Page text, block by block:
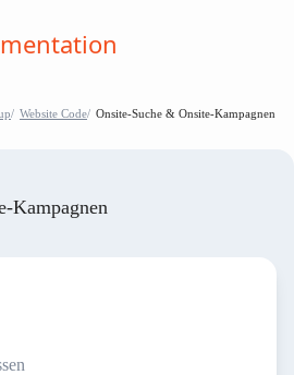
Website Code Onsite-Suche & Onsite-Kampagnen
Kampagnen